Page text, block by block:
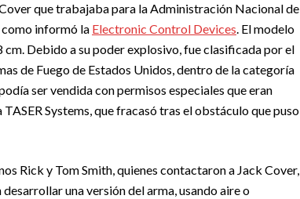
que trabajaba para la Administración Nacional de
como informó la Electronic Control Devices. El modelo
Debido a su poder explosivo, fue clasificada por el
de Fuego de Estados Unidos, dentro de la categoría
ser vendida con permisos especiales que eran
Systems, que fracasó tras el obstáculo que puso
Rick y Tom Smith, quienes contactaron a Jack Cover,
una versión del arma, usando aire o